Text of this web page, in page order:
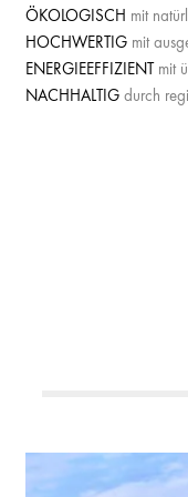
ÖKOLOGISCH mit
HOCHWERTIG mit
ENERGIEEFFIZIENT mit
NACHHALTIG durch